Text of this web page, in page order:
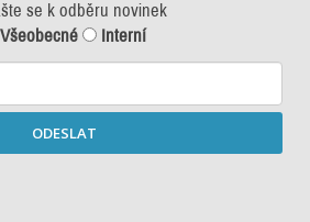
se k odběru novinek
Všeobecné
Interní
ODESLAT